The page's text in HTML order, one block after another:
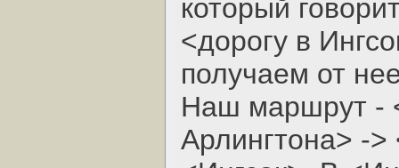
который
<дорогу в
получаем от
Наш маршрут -
Арлингтона> ->